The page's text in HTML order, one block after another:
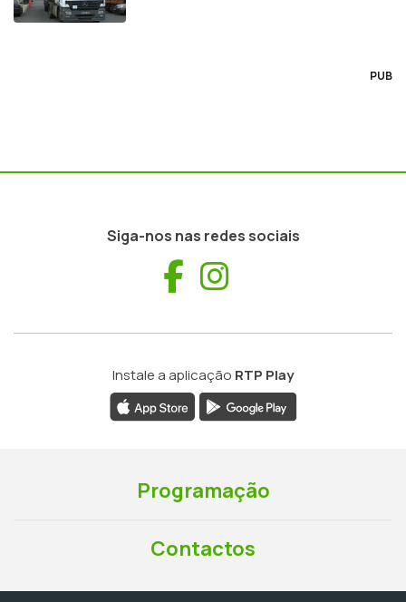
PUB
Siga-nos nas redes sociais
Facebook
Instale a aplicação RTP Play
Programação
Contactos